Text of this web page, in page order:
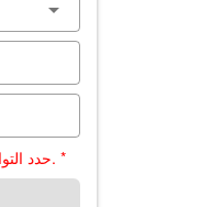
حدد التواريخ من التقويم لعرض السعر. *